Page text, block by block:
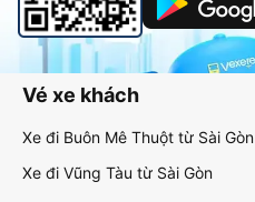
Vé xe khách
Xe đi Buôn Mê Thuột từ Sài Gòn
Xe đi Vũng Tàu từ Sài Gòn